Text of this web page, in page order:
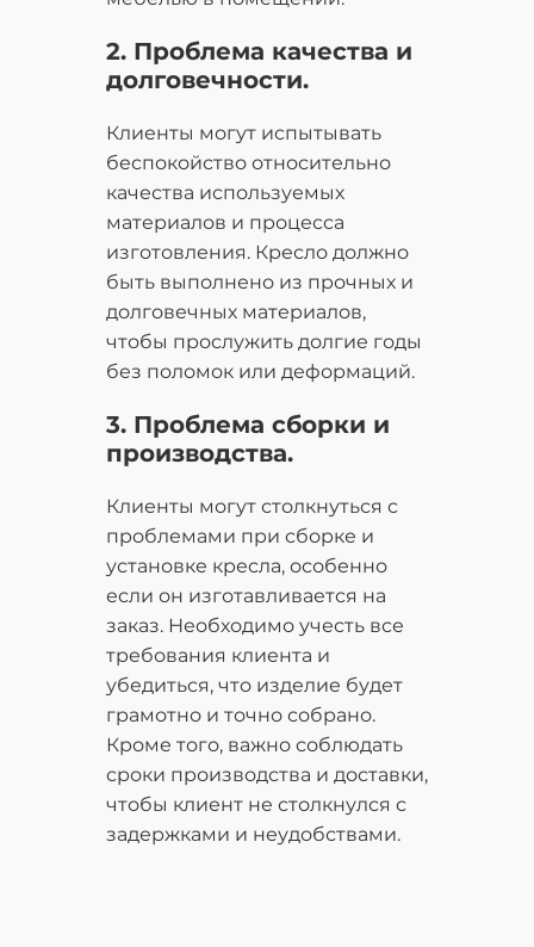
2. Проблема качества и
долговечности.
Клиенты могут испытывать
беспокойство относительно
качества используемых
материалов и процесса
изготовления. Кресло должно
быть выполнено из прочных и
долговечных материалов,
чтобы прослужить долгие годы
без поломок или деформаций.
3. Проблема сборки и
производства.
Клиенты могут столкнуться с
проблемами при сборке и
установке кресла, особенно
если он изготавливается на
заказ. Необходимо учесть все
требования клиента и
убедиться, что изделие будет
грамотно и точно собрано.
Кроме того, важно соблюдать
сроки производства и доставки,
чтобы клиент не столкнулся с
задержками и неудобствами.